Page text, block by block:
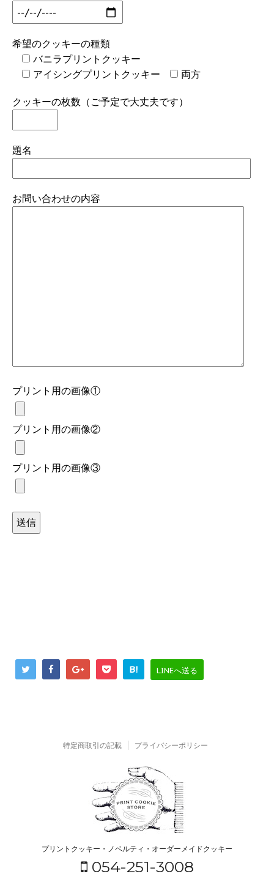
希望のクッキーの種類
バニラプリントクッキー
アイシングプリントクッキー
両方
クッキーの枚数（ご予定で大丈夫です）
題名
お問い合わせの内容
プリント用の画像①
プリント用の画像②
プリント用の画像③
B! LINEへ送る
特定商取引の記載 プライバシーポリシー
プリントクッキー・ノベルティ・オーダーメイドクッキー
054-251-3008